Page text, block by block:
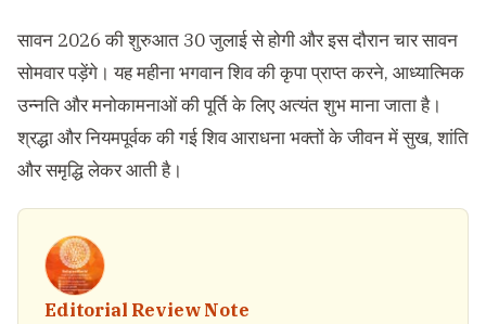
सावन 2026 की शुरुआत 30 जुलाई से होगी और इस दौरान चार सावन
सोमवार पड़ेंगे। यह महीना भगवान शिव की कृपा प्राप्त करने, आध्यात्मिक
उन्नति और मनोकामनाओं की पूर्ति के लिए अत्यंत शुभ माना जाता है।
श्रद्धा और नियमपूर्वक की गई शिव आराधना भक्तों के जीवन में सुख, शांति
और समृद्धि लेकर आती है।
Editorial Review Note